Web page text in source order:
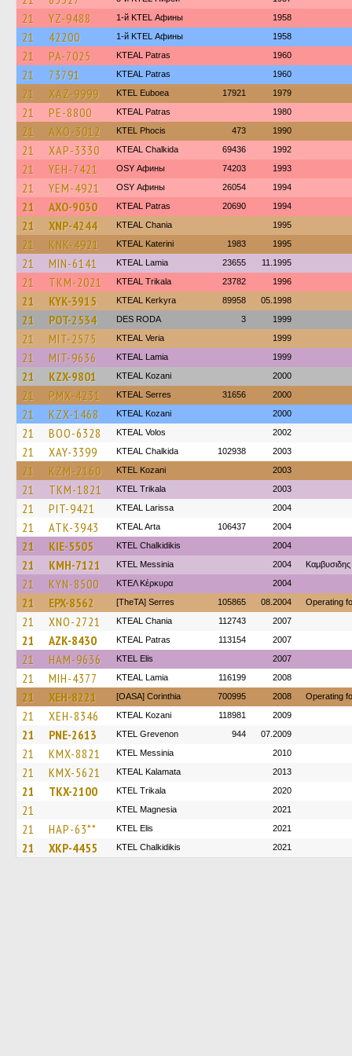
21 YZ-9488 1-й KTEL Афины 1958
21 42200 1-й KTEL Афины 1958
21 PA-7025 KTEAL Patras 1960
21 73791 KTEAL Patras 1960
21 XAZ-9999 ΚΤΕL Euboea 17921 1979
21 PE-8800 KTEAL Patras 1980
21 AXO-3012 ΚΤΕL Phocis 473 1990
21 XAP-3330 KTEAL Chalkida 69436 1992
21 YEH-7421 OSY Афины 74203 1993
21 YEM-4921 OSY Афины 26054 1994
21 AXO-9030 KTEAL Patras 20690 1994
21 XNP-4244 KTEAL Chania 1995
21 KNK-4921 KTEAL Katerini 1983 1995
21 MIN-6141 KTEAL Lamia 23655 11.1995
21 TKM-2021 KTEAL Trikala 23782 1996
21 KYK-3915 KTEAL Kerkyra 89958 05.1998
21 POT-2534 DES RODA 3 1999
21 MIT-2575 KTEAL Veria 1999
21 MIT-9636 KTEAL Lamia 1999
21 KZX-9801 KTEAL Kozani 2000
21 PMX-4231 KTEAL Serres 31656 2000
21 KZX-1468 KTEAL Kozani 2000
21 BOO-6328 KTEAL Volos 2002
21 XAY-3399 KTEAL Chalkida 102938 2003
21 KZM-2160 ΚΤΕL Kozani 2003
21 TKM-1821 ΚΤΕL Τrikala 2003
21 PIT-9421 KTEAL Larissa 2004
21 ATK-3943 KTEAL Arta 106437 2004
21 KIE-5505 ΚΤΕL Chalkidikis 2004
21 KMH-7121 KTEL Messinia 2004
21 KYN-8500 ΚΤΕΛ Κέρκυρα 2004
21 EPX-8562 [TheTA] Serres 105865 08.2004 Operating
21 XNO-2721 KTEAL Chania 112743 2007
21 AZK-8430 KTEAL Patras 113154 2007
21 HAM-9636 KTEL Elis 2007
21 MIH-4377 KTEAL Lamia 116199 2008
21 XEH-8221 [OASA] Corinthia 700995 2008 Operating
21 XEH-8346 KTEAL Kozani 118981 2009
21 PNE-2613 ΚΤΕL Grevenon 944 07.2009
21 KMX-8821 KTEL Messinia 2010
21 KMX-5621 KTEAL Kalamata 2013
21 TKX-2100 ΚΤΕL Τrikala 2020
21 ΚΤΕL Magnesia 2021
21 HAP-63** KTEL Elis 2021
21 XKP-4455 ΚΤΕL Chalkidikis 2021